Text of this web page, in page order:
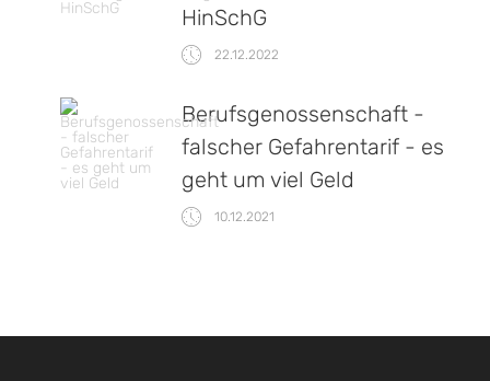
HinSchG
22.12.2022
Berufsgenossenschaft -
falscher Gefahrentarif - es
geht um viel Geld
10.12.2021